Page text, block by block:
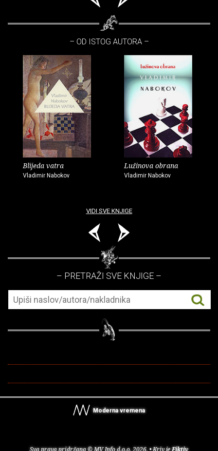
– OD ISTOG AUTORA –
Blijeda vatra
Vladimir Nabokov
Lužinova obrana
Vladimir Nabokov
VIDI SVE KNJIGE
– PRETRAŽI SVE KNJIGE –
Moderna vremena